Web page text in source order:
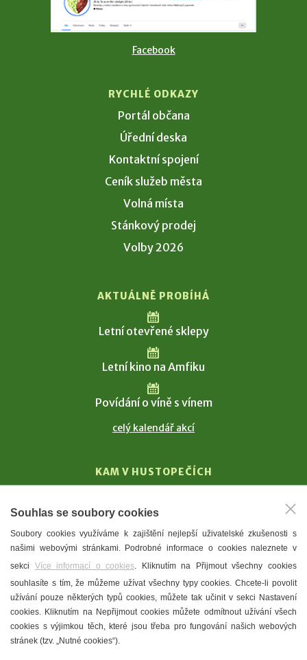
Facebook
RYCHLÉ ODKAZY
Portál občana
Úřední deska
Kontaktní spojení
Ceník služeb města
Volná místa
Stánkový prodej
Volby 2026
AKTUÁLNĚ PROBÍHÁ
Letní otevřené sklepy
Letní kino na Amfiku
Povídání o víně s vínem
celý kalendář akcí
KAM V HUSTOPEČÍCH
T. G. Masaryk
Mandloně
Ubytování
Restaurace
Městské muzeum a galerie
Denní meníčka
Souhlas se soubory cookies
Soubory cookies využíváme k zajištění nejlepší uživatelské zkušenosti s
našimi webovými stránkami. Podrobné informace o cookies naleznete v
sekci Více informací o cookies. Kliknutím na Přijmout všechny cookies
souhlasíte s tím, že můžeme užívat všechny typy cookies. Chcete-li povolit
užívání pouze některých typů cookies, můžete tak učinit v sekci Nastavení
cookies. Kliknutím na Nepřijmout cookies můžete odmítnout užívání všech
cookies s výjimkou těch, které jsou třeba pro fungování našich webových
stránek (tzv. „Nutné cookies“).